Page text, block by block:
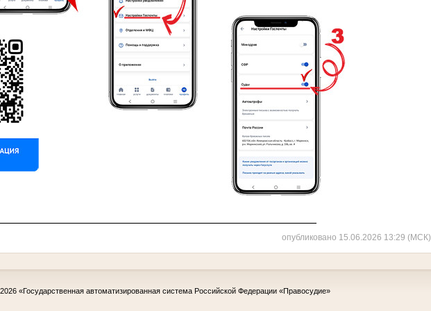
опубликовано 15.06.2026 13:29 (МСК)
«Государственная автоматизированная система Российской Федерации «Правосудие»